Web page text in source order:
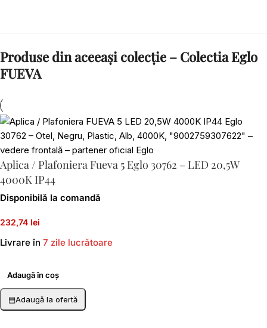
Produse din aceeași colecție – Colectia Eglo
FUEVA
Aplica / Plafoniera Fueva 5 Eglo 30762 – LED 20,5W
4000K IP44
Disponibilă la comandă
232,74 lei
Livrare în 7 zile lucrătoare
Adaugă în coș
▤Adaugă la ofertă